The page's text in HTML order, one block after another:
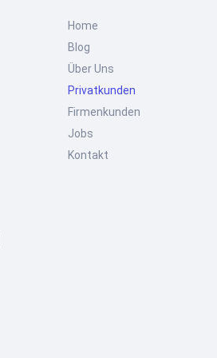
Home
Blog
Über Uns
Privatkunden
Firmenkunden
Jobs
Kontakt